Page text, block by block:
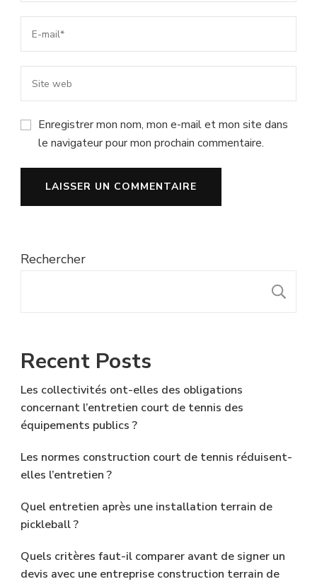
Enregistrer mon nom, mon e-mail et mon site dans
le navigateur pour mon prochain commentaire.
Rechercher
Recent Posts
Les collectivités ont-elles des obligations
concernant l’entretien court de tennis des
équipements publics ?
Les normes construction court de tennis réduisent-
elles l’entretien ?
Quel entretien après une installation terrain de
pickleball ?
Quels critères faut-il comparer avant de signer un
devis avec une entreprise construction terrain de